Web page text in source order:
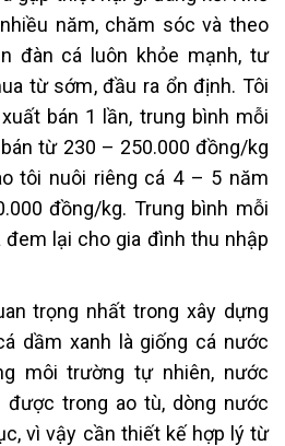
năm, chăm sóc và theo
đàn cá luôn khỏe mạnh, tư
từ sớm, đầu ra ổn định. Tôi
bán 1 lần, trung bình mỗi
từ 230 – 250.000 đồng/kg
tôi nuôi riêng cá 4 – 5 năm
đồng/kg. Trung bình mỗi
đem lại cho gia đình thu nhập
trọng nhất trong xây dựng
dầm xanh là giống cá nước
môi trường tự nhiên, nước
được trong ao tù, dòng nước
vì vậy cần thiết kế hợp lý từ